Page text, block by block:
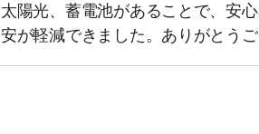
太陽光、蓄電池があることで、安
安が軽減できました。ありがとうご